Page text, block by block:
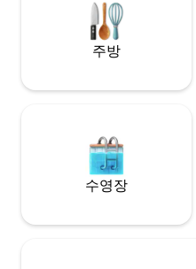
주방
수영장